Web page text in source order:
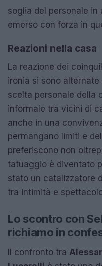
soglia del personale
emerso con forza in
Reazioni nella casa
La reazione dei
ironia si sono
scelta personale della
informale tra vicini di
anche in una
permangano limiti e
preferiscono non
tatuaggio è diventato
stato un catalizzatore
tra intimità e
Lo scontro con
richiamo in
Il confronto tra